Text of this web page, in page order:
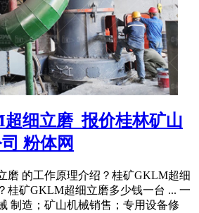
细立磨_报价桂林矿山
粉体网
磨 的工作原理介绍？桂矿GKLM超细
桂矿GKLM超细立磨多少钱一台 ... 一
制造；矿山机械销售；专用设备修